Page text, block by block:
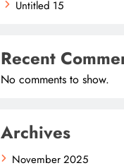
Untitled 15
Recent
No comments to show.
Archives
November 2025